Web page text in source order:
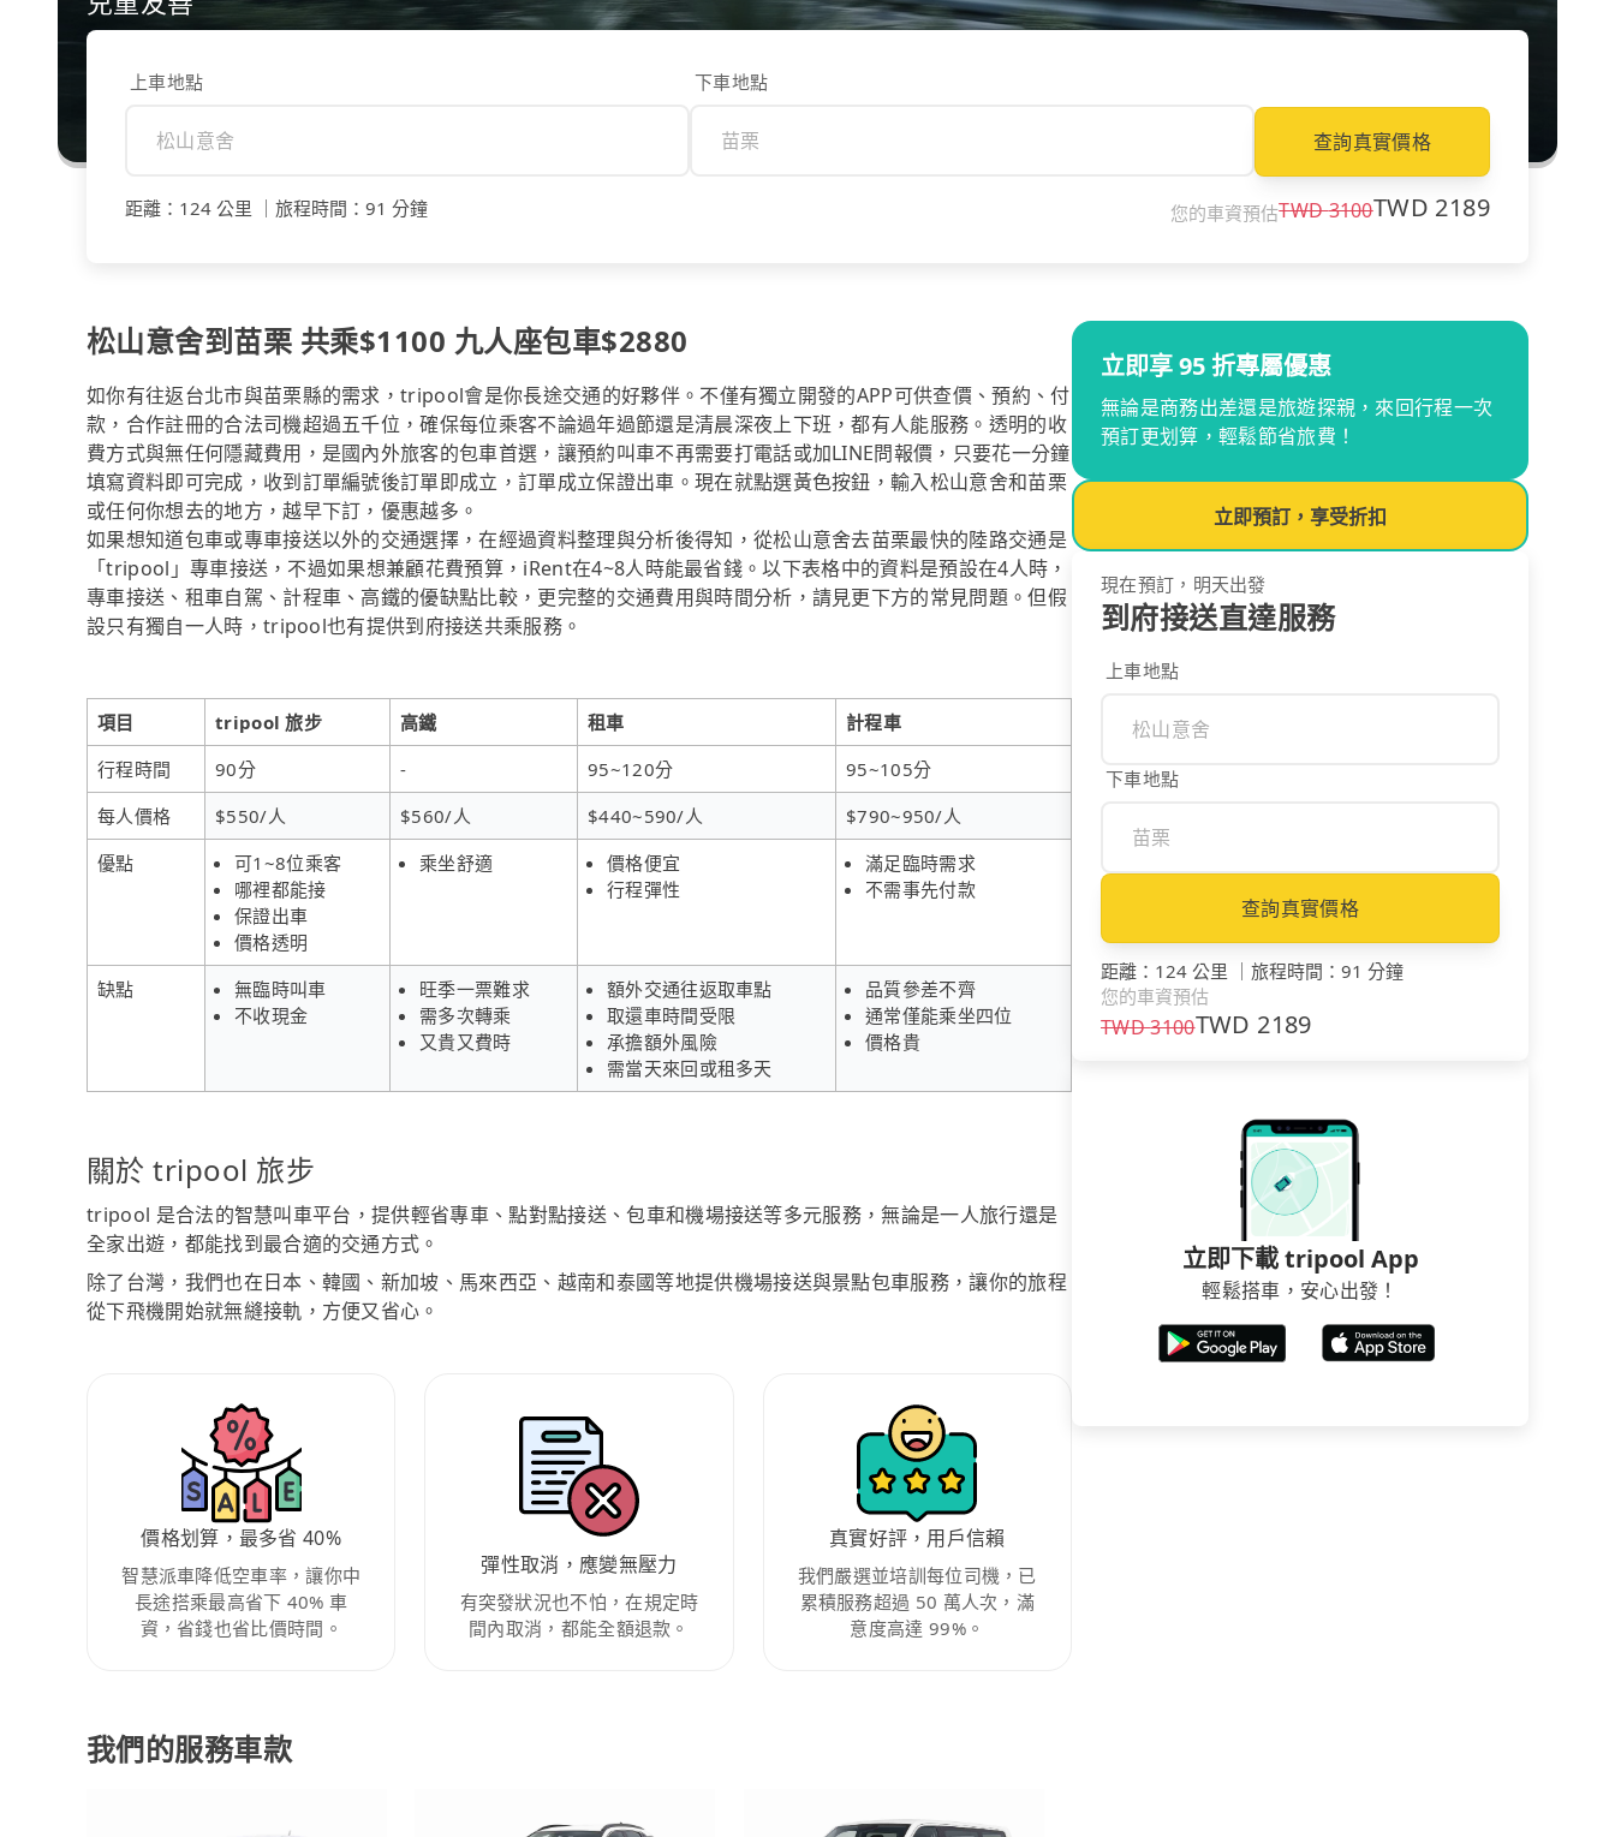
上車地點 下車地點
查詢真實價格
距離 ： 124 公里 旅程時間 ： 91 分鐘 您的車資預估TWD3100TWD 2189
松山意舍到苗栗 共乘$1100 九人座包車$2880
如你有往返台北市與苗栗縣的需求，tripool會是你長途交通的好夥伴。不僅有獨立開發的APP可供查價、預約、付
款，合作註冊的合法司機超過五千位，確保每位乘客不論過年過節還是清晨深夜上下班，都有人能服務。透明的收
費方式與無任何隱藏費用，是國內外旅客的包車首選，讓預約叫車不再需要打電話或加LINE問報價，只要花一分鐘
填寫資料即可完成，收到訂單編號後訂單即成立，訂單成立保證出車。現在就點選黃色按鈕，輸入松山意舍和苗栗
或任何你想去的地方，越早下訂，優惠越多。
如果想知道包車或專車接送以外的交通選擇，在經過資料整理與分析後得知，從松山意舍去苗栗最快的陸路交通是
「tripool」專車接送，不過如果想兼顧花費預算，iRent在4~8人時能最省錢。以下表格中的資料是預設在4人時，
專車接送、租車自駕、計程車、高鐵的優缺點比較，更完整的交通費用與時間分析，請見更下方的常見問題。但假
設只有獨自一人時，tripool也有提供到府接送共乘服務。
項目 tripool 旅步 高鐵 租車
計程車
行程時間
90分 - 95~120分
95~105分
每人價格
$550/人 $560/人 $440~590/人
$790~950/人
優點
可1~8位乘客
哪裡都能接
保證出車
價格透明
乘坐舒適
價格便宜
行程彈性
滿足臨時需求
不需事先付款
缺點
無臨時叫車
不收現金
旺季一票難求
需多次轉乘
又貴又費時
額外交通往返取車點
取還車時間受限
承擔額外風險
需當天來回或租多天
品質參差不齊
通常僅能乘坐四位
價格貴
關於 tripool 旅步
tripool 是合法的智慧叫車平台，提供輕省專車、點對點接送、包車和機場接送等多元服務，無論是一人旅行還是
全家出遊，都能找到最合適的交通方式。
除了台灣，我們也在日本、韓國、新加坡、馬來西亞、越南和泰國等地提供機場接送與景點包車服務，讓你的旅程
從下飛機開始就無縫接軌，方便又省心。
價格划算，最多省 40%
智慧派車降低空車率，讓你中
長途搭乘最高省下 40% 車
資，省錢也省比價時間。
彈性取消，應變無壓力
有突發狀況也不怕，在規定時
間內取消，都能全額退款。
真實好評，用戶信賴
我們嚴選並培訓每位司機，已
累積服務超過 50 萬人次，滿
意度高達 99%。
我們的服務車款
立即享 95 折專屬優惠
無論是商務出差還是旅遊探親，來回行程一次
預訂更划算，輕鬆節省旅費！
立即預訂，享受折扣
現在預訂，明天出發
到府接送直達服務
上車地點
下車地點
查詢真實價格
距離 ： 124 公里 ｜ 旅程時間 ： 91 分鐘
您的車資預估
TWD3100TWD 2189
立即下載 tripool App
輕鬆搭車，安心出發！